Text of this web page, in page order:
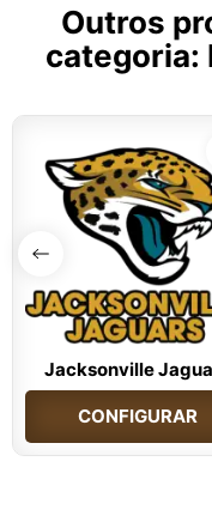
Outros
categoria:
Jacksonville
CONFIGURAR